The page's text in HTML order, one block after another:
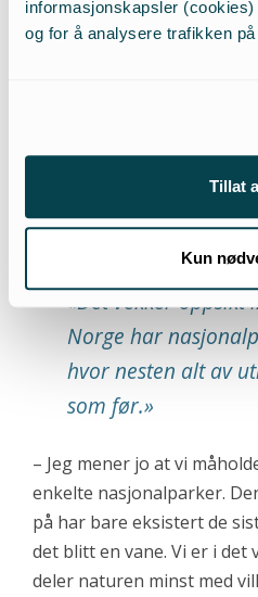
informasjonskapsler
og for å analysere trafikken
Tillat
Kun
har hatt var da jeg tok
hele flokken i vinterdrakt,
sterkt.
– Hvorfor er politikere mer
«Det vekker
Norge har
hvor nesten alt av
som før.»
– Jeg mener jo at vi
enkelte nasjonalparker.
på har bare eksistert de
det blitt en vane. Vi er i det
deler naturen minst med